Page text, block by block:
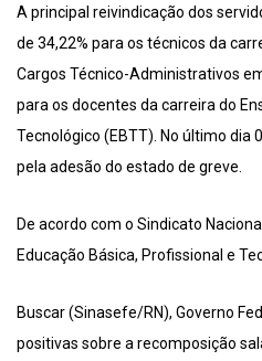
A principal reivindicação dos
de 34,22% para os técnicos da
Cargos Técnico-Administrativos
para os docentes da carreira do
Tecnológico (EBTT). No último dia
pela adesão do estado de greve.
De acordo com o Sindicato
Educação Básica, Profissional e
Buscar (Sinasefe/RN), Governo
positivas sobre a recomposição